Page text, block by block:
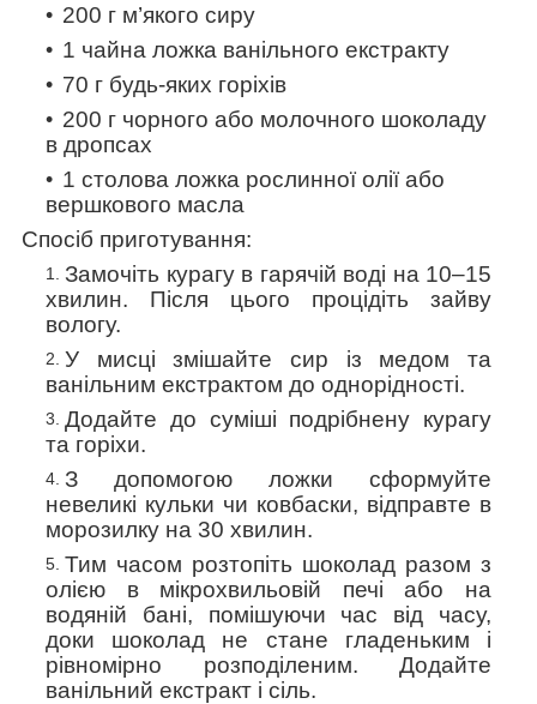
200 г м’якого сиру
1 чайна ложка ванільного екстракту
70 г будь-яких горіхів
200 г чорного або молочного шоколаду
в дропсах
1 столова ложка рослинної олії або
вершкового масла
Спосіб приготування:
Замочіть курагу в гарячій воді на 10–15
хвилин. Після цього процідіть зайву
вологу.
У мисці змішайте сир із медом та
ванільним екстрактом до однорідності.
Додайте до суміші подрібнену курагу
та горіхи.
З допомогою ложки сформуйте
невеликі кульки чи ковбаски, відправте в
морозилку на 30 хвилин.
Тим часом розтопіть шоколад разом з
олією в мікрохвильовій печі або на
водяній бані, помішуючи час від часу,
доки шоколад не стане гладеньким і
рівномірно розподіленим. Додайте
ванільний екстракт і сіль.